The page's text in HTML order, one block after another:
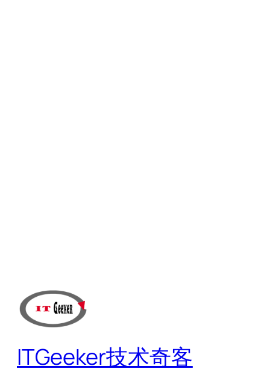
ITGeeker技术奇客